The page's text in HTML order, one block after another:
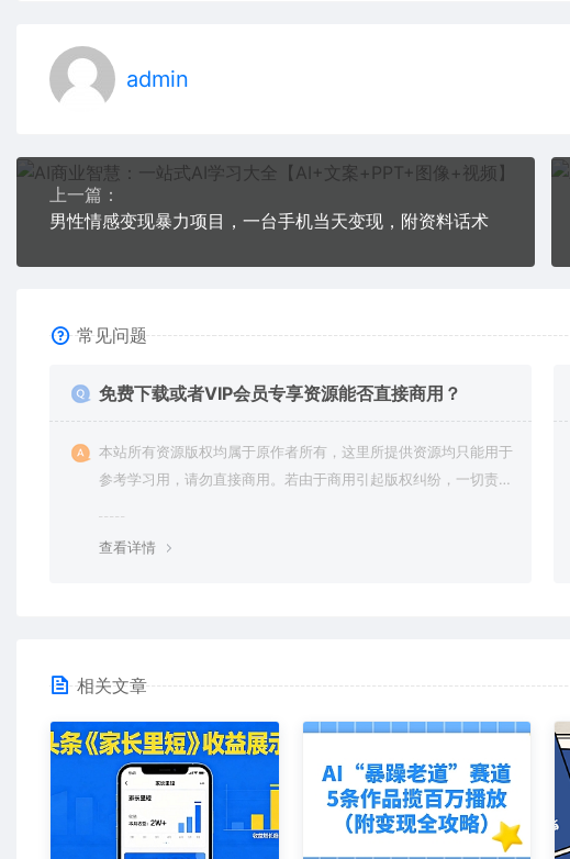
admin
上一篇：
男性情感变现暴力项目，一台手机当天变现，附资料话术
常见问题
免费下载或者VIP会员专享资源能否直接商用？
本站所有资源版权均属于原作者所有，这里所提供资源均只能用于
参考学习用，请勿直接商用。若由于商用引起版权纠纷，一切责任
查看详情
相关文章